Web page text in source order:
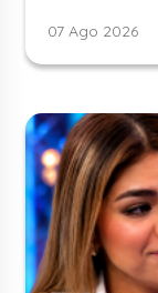
07 Ago 2026